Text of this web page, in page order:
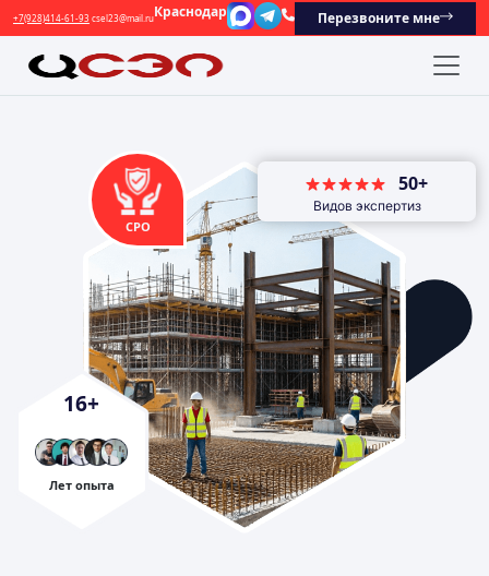
+7(928)414-61-93 csel23@mail.ruКраснодар Перезвоните мне
16+
Лет опыта
СРО
50+
Видов экспертиз